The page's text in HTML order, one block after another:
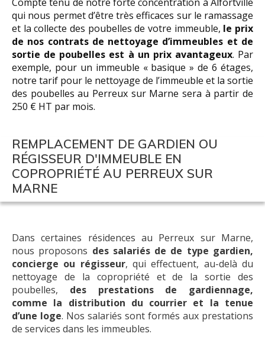
qui nous permet d’être très efficaces sur le ramassage
et la collecte des poubelles de votre immeuble, le prix
de nos contrats de nettoyage d’immeubles et de
sortie de poubelles est à un prix avantageux. Par
exemple, pour un immeuble « basique » de 6 étages,
notre tarif pour le nettoyage de l’immeuble et la sortie
des poubelles au Perreux sur Marne sera à partir de
250 € HT par mois.
REMPLACEMENT DE GARDIEN OU
RÉGISSEUR D'IMMEUBLE EN
COPROPRIÉTÉ AU PERREUX SUR
MARNE
Dans certaines résidences au Perreux sur Marne,
nous proposons des salariés de de type gardien,
concierge ou régisseur, qui effectuent, au-delà du
nettoyage de la copropriété et de la sortie des
poubelles, des prestations de gardiennage,
comme la distribution du courrier et la tenue
d’une loge. Nos salariés sont formés aux prestations
de services dans les immeubles.